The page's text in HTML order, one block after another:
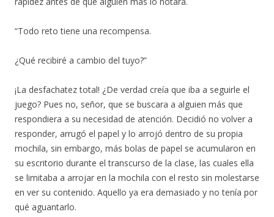
“Todo reto tiene una recompensa.
¿Qué recibiré a cambio del tuyo?”
¡La desfachatez total! ¿De verdad creía que iba a seguirle el
juego? Pues no, señor, que se buscara a alguien más que
respondiera a su necesidad de atención. Decidió no volver a
responder, arrugó el papel y lo arrojó dentro de su propia
mochila, sin embargo, más bolas de papel se acumularon en
su escritorio durante el transcurso de la clase, las cuales ella
se limitaba a arrojar en la mochila con el resto sin molestarse
en ver su contenido. Aquello ya era demasiado y no tenía por
qué aguantarlo.